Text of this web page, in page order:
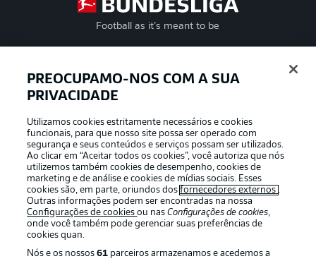
Football as it’s meant to be
APLICATIVO DA BUNDESLIGA
Oferecido por
PREOCUPAMO-NOS COM A SUA
PRIVACIDADE
Utilizamos cookies estritamente necessários e cookies
funcionais, para que nosso site possa ser operado com
segurança e seus conteúdos e serviços possam ser utilizados.
Ao clicar em “Aceitar todos os cookies”, você autoriza que nós
utilizemos também cookies de desempenho, cookies de
marketing e de análise e cookies de mídias sociais. Esses
cookies são, em parte, oriundos dosfornecedores externos .
Outras informações podem ser encontradas na nossa
Configurações de cookiesou nasConfigurações de cookies,
onde você também pode gerenciar suas preferências de
cookies quan.
Nós e os nossos61 parceiros armazenamos e acedemos a